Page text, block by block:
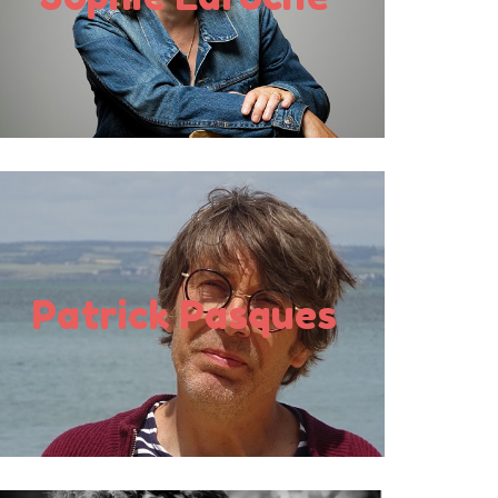
CP à la Terminale
En savoir plus
Patrick Pasques
Auteur-Illustrateur
Publics en rencontre :
CP à la Terminale
En savoir plus